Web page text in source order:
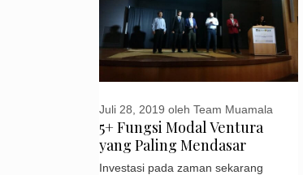
5+ Fungsi Modal Ventura
yang Paling Mendasar
Juli 28, 2019 oleh Team Muamala
Investasi pada zaman sekarang